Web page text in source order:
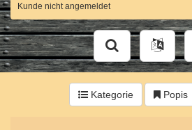
Kunde nicht angemeldet
Kategorie Popis